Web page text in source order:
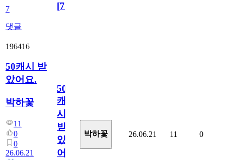
7
댓글
[7]
196416
50캐시 받
았어요.
박하꽃
11
0
0
26.06.21
50
캐
시
받
았
어
박하꽃 26.06.21 11 0